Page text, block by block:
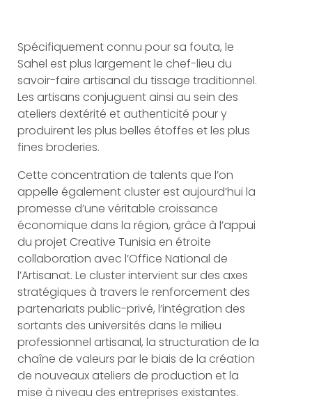
Spécifiquement connu pour sa fouta, le
Sahel est plus largement le chef-lieu du
savoir-faire artisanal du tissage traditionnel.
Les artisans conjuguent ainsi au sein des
ateliers dextérité et authenticité pour y
produirent les plus belles étoffes et les plus
fines broderies.
Cette concentration de talents que l’on
appelle également cluster est aujourd’hui la
promesse d’une véritable croissance
économique dans la région, grâce à l’appui
du projet Creative Tunisia en étroite
collaboration avec l’Office National de
l’Artisanat. Le cluster intervient sur des axes
stratégiques à travers le renforcement des
partenariats public-privé, l’intégration des
sortants des universités dans le milieu
professionnel artisanal, la structuration de la
chaîne de valeurs par le biais de la création
de nouveaux ateliers de production et la
mise à niveau des entreprises existantes.